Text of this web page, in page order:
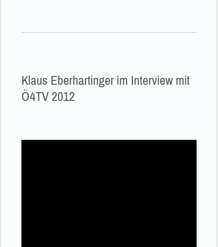
Klaus Eberhartinger im Interview mit
Ö4TV 2012